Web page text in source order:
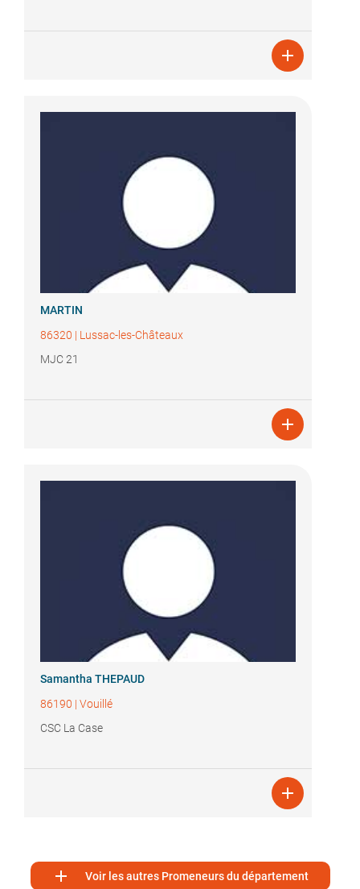

MARTIN
86320 | Lussac-les-Châteaux
MJC 21

Samantha THEPAUD
86190 | Vouillé
CSC La Case

 Voir les autres Promeneurs du département